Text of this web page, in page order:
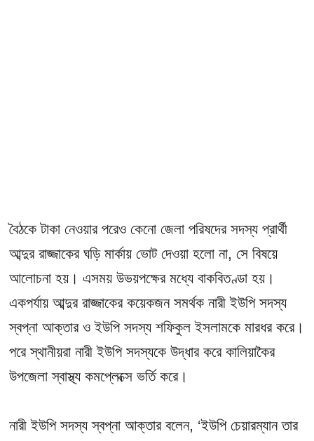
বৈঠকে টাকা নেওয়ার পরেও কেনো জেলা পরিষদের সদস্য প্রার্থী
আব্দুর রাজ্জাকের ঘড়ি মার্কায় ভোট দেওয়া হলো না, সে বিষয়ে
আলোচনা হয়। এসময় উভয়পক্ষের মধ্যে বাকবিতণ্ডা হয়।
একপর্যায় আব্দুর রাজ্জাকের কয়েকজন সমর্থক নারী ইউপি সদস্য
স্বপ্না আক্তার ও ইউপি সদস্য শফিকুল ইসলামকে মারধর করে।
পরে স্থানীয়রা নারী ইউপি সদস্যকে উদ্ধার করে কালিয়াকৈর
উপজেলা স্বাস্থ্য কমপ্লেক্সে ভর্তি করে।
নারী ইউপি সদস্য স্বপ্না আক্তার বলেন, ‘ইউপি চেয়ারম্যান তার